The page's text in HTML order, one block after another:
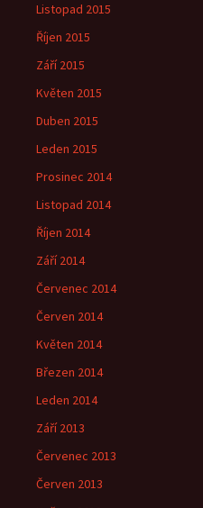
Listopad 2015
Říjen 2015
Září 2015
Květen 2015
Duben 2015
Leden 2015
Prosinec 2014
Listopad 2014
Říjen 2014
Září 2014
Červenec 2014
Červen 2014
Květen 2014
Březen 2014
Leden 2014
Září 2013
Červenec 2013
Červen 2013